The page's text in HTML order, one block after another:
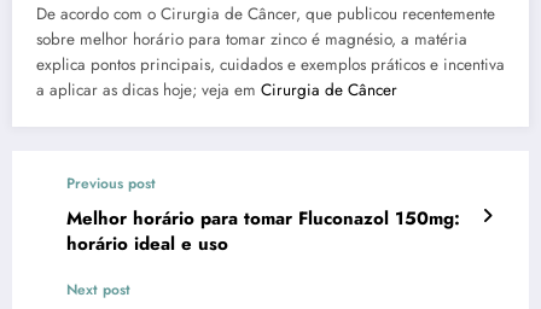
De acordo com o Cirurgia de Câncer, que publicou recentemente
sobre melhor horário para tomar zinco é magnésio, a matéria
explica pontos principais, cuidados e exemplos práticos e incentiva
a aplicar as dicas hoje; veja em Cirurgia de Câncer
Previous post
Melhor horário para tomar Fluconazol 150mg:
horário ideal e uso
Next post